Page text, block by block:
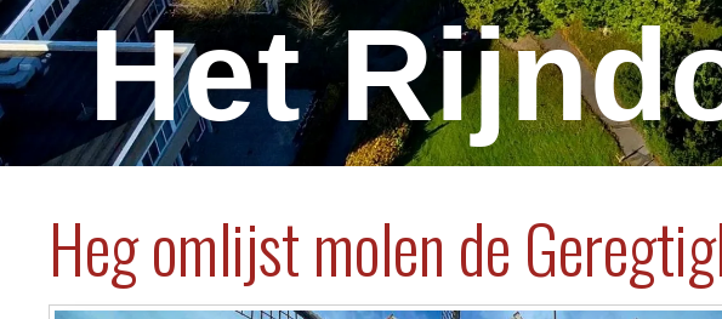
Het
Heg omlijst molen de